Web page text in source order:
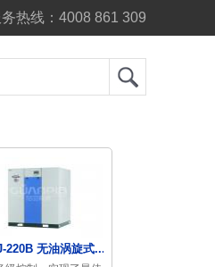
热线： 4008 861 309
220B 无油涡旋式...